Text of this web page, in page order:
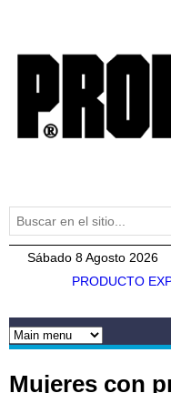
Formulario
Buscar
Sábado 8 Agosto 2026
PRODUCTO
Mujeres con